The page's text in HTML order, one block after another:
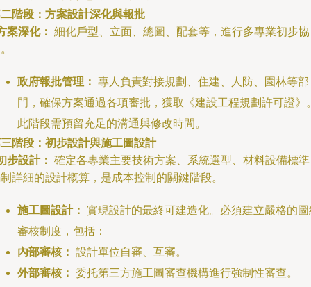
階段：方案設計深化與報批
案深化： 細化戶型、立面、總圖、配套等，進行多專業初步協
政府報批管理： 專人負責對接規劃、住建、人防、園林等部
門，確保方案通過各項審批，獲取《建設工程規劃許可證》
此階段需預留充足的溝通與修改時間。
階段：初步設計與施工圖設計
步設計： 確定各專業主要技術方案、系統選型、材料設備標
詳細的設計概算，是成本控制的關鍵階段。
施工圖設計： 實現設計的最終可建造化。必須建立嚴格的圖
審核制度，包括：
內部審核： 設計單位自審、互審。
外部審核： 委托第三方施工圖審查機構進行強制性審查。